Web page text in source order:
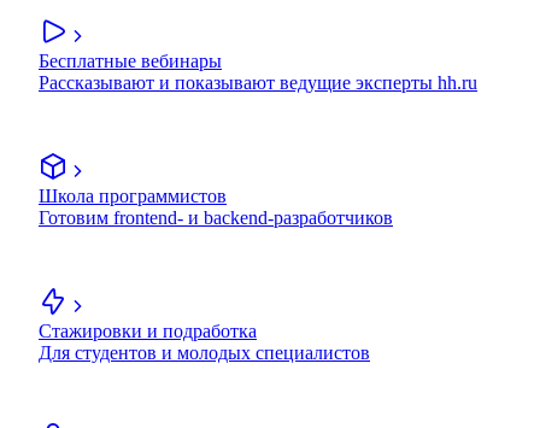
Бесплатные вебинары
Рассказывают и показывают ведущие эксперты hh.ru
Школа программистов
Готовим frontend- и backend-разработчиков
Стажировки и подработка
Для студентов и молодых специалистов